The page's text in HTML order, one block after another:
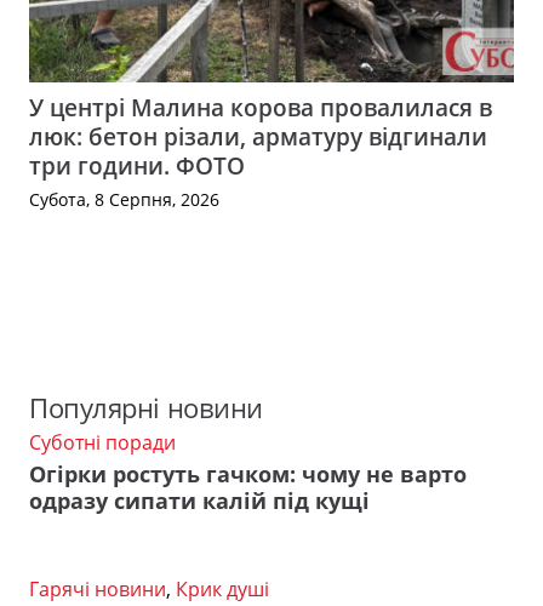
У центрі Малина корова провалилася в
люк: бетон різали, арматуру відгинали
три години. ФОТО
Субота, 8 Серпня, 2026
Популярні новини
Суботні поради
Огірки ростуть гачком: чому не варто
одразу сипати калій під кущі
Гарячі новини, Крик душі